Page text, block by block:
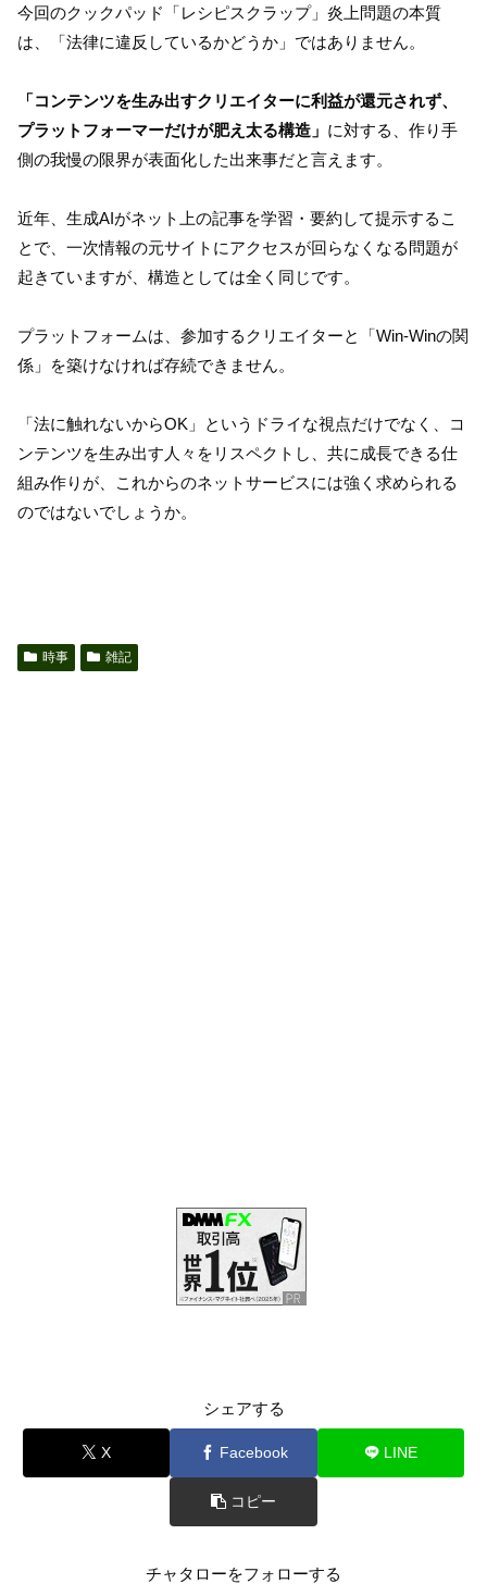
今回のクックパッド「レシピスクラップ」炎上問題の本質
は、「法律に違反しているかどうか」ではありません。
「コンテンツを生み出すクリエイターに利益が還元されず、
プラットフォーマーだけが肥え太る構造」 に対する、作り手
側の我慢の限界が表面化した出来事だと言えます。
近年、生成AIがネット上の記事を学習・要約して提示するこ
とで、一次情報の元サイトにアクセスが回らなくなる問題が
起きていますが、構造としては全く同じです。
プラットフォームは、参加するクリエイターと「Win-Winの関
係」を築けなければ存続できません。
「法に触れないからOK」というドライな視点だけでなく、コ
ンテンツを生み出す人々をリスペクトし、共に成長できる仕
組み作りが、これからのネットサービスには強く求められる
のではないでしょうか。
時事 雑記
シェアする
X Facebook LINE
コピー
チャタローをフォローする